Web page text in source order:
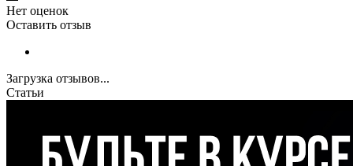
Нет оценок
Оставить отзыв
Загрузка отзывов...
Статьи